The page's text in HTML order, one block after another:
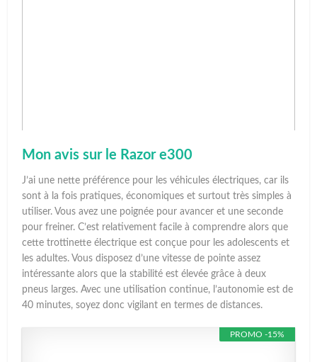
Mon avis sur le Razor e300
J’ai une nette préférence pour les véhicules électriques, car ils
sont à la fois pratiques, économiques et surtout très simples à
utiliser. Vous avez une poignée pour avancer et une seconde
pour freiner. C’est relativement facile à comprendre alors que
cette trottinette électrique est conçue pour les adolescents et
les adultes. Vous disposez d’une vitesse de pointe assez
intéressante alors que la stabilité est élevée grâce à deux
pneus larges. Avec une utilisation continue, l’autonomie est de
40 minutes, soyez donc vigilant en termes de distances.
PROMO -15%